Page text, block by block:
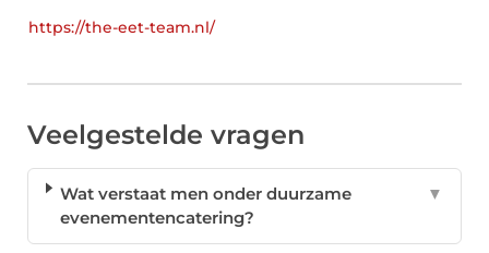
https://the-eet-team.nl/
Veelgestelde vragen
Wat verstaat men onder duurzame
evenementencatering?
▼